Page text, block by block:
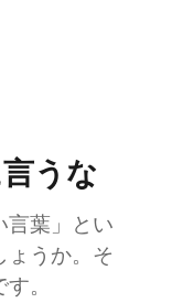
うな
言葉」とい
ょうか。そ
。